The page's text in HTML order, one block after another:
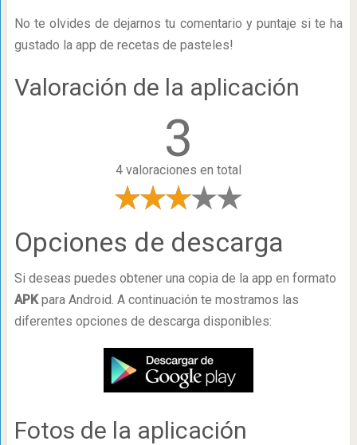
No te olvides de dejarnos tu comentario y puntaje si te ha
gustado la app de recetas de pasteles!
Valoración de la aplicación
3
4 valoraciones en total
Opciones de descarga
Si deseas puedes obtener una copia de la app en formato
APKpara Android. A continuación te mostramos las
diferentes opciones de descarga disponibles:
Fotos de la aplicación